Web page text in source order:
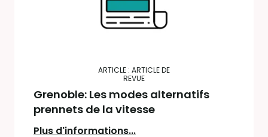
ARTICLE : ARTICLE DE
REVUE
Grenoble: Les modes alternatifs
prennets de la vitesse
Plus d'informations...